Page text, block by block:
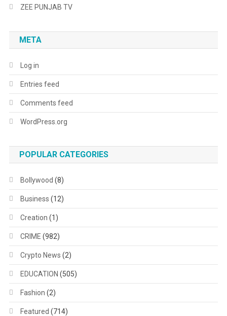
ZEE PUNJAB TV
META
Log in
Entries feed
Comments feed
WordPress.org
POPULAR CATEGORIES
Bollywood (8)
Business (12)
Creation (1)
CRIME (982)
Crypto News (2)
EDUCATION (505)
Fashion (2)
Featured (714)